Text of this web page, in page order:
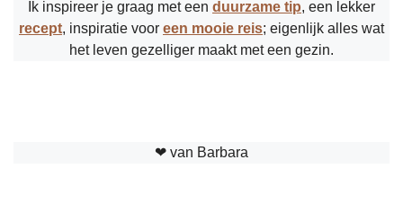
Ik inspireer je graag met een duurzame tip, een lekker
recept, inspiratie voor een mooie reis; eigenlijk alles wat
het leven gezelliger maakt met een gezin.
❤︎ van Barbara